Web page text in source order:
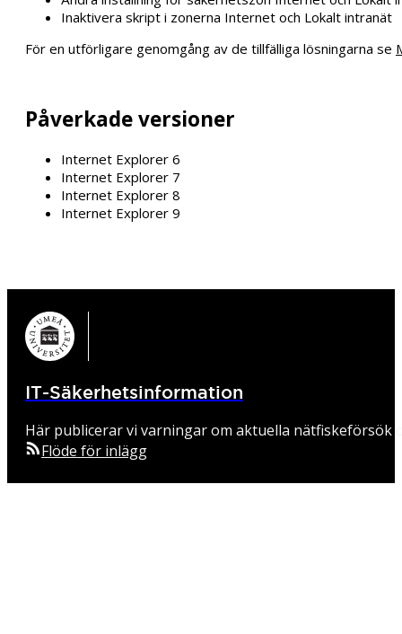
Inaktivera skript i zonerna Internet och Lokalt intranät
För en utförligare genomgång av de tillfälliga lösningarna se
Påverkade versioner
Internet Explorer 6
Internet Explorer 7
Internet Explorer 8
Internet Explorer 9
IT-Säkerhetsinformation
Här publicerar vi varningar om aktuella
Flöde för inlägg